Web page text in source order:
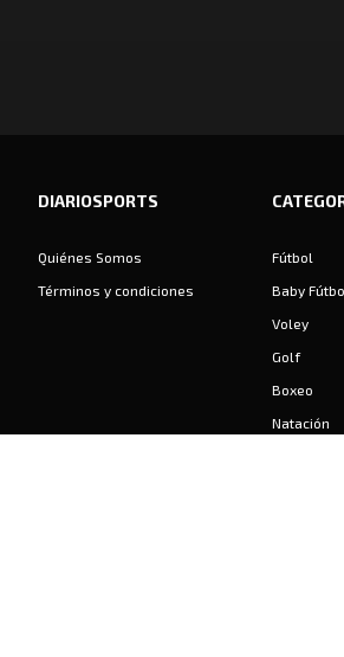
DIARIOSPORTS
Quiénes Somos
Términos y condiciones
Fútbol
Baby
Voley
Golf
Boxeo
Natación